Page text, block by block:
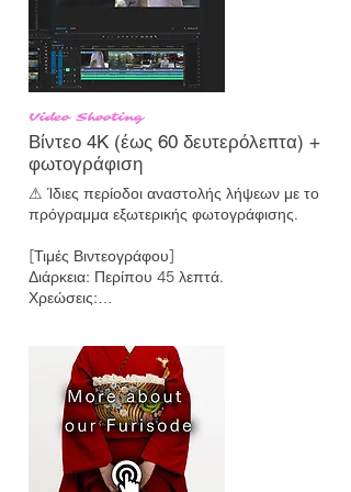
— Miu
Video Shooting
Βίντεο 4K (έως 60 δευτερόλεπτα) +
φωτογράφιση
⚠ Ίδιες περίοδοι αναστολής λήψεων με το
πρόγραμμα εξωτερικής φωτογράφισης.
[Τιμές Βιντεογράφου]
Διάρκεια: Περίπου 45 λεπτά.
Χρεώσεις:
Ζευγάρια ¥30.000 (περιλαμβάνει 10 καρέ)
Επιπλέον φωτογραφίες μπορούν να
ληφθούν και να πωληθούν προς ¥200 η
καθεμία.
Οι τιμές για οικογένειες, ομάδες και άλλους
είναι διαθέσιμες κατόπιν συνεννόησης.
Για βίντεο διάρκειας άνω των 60